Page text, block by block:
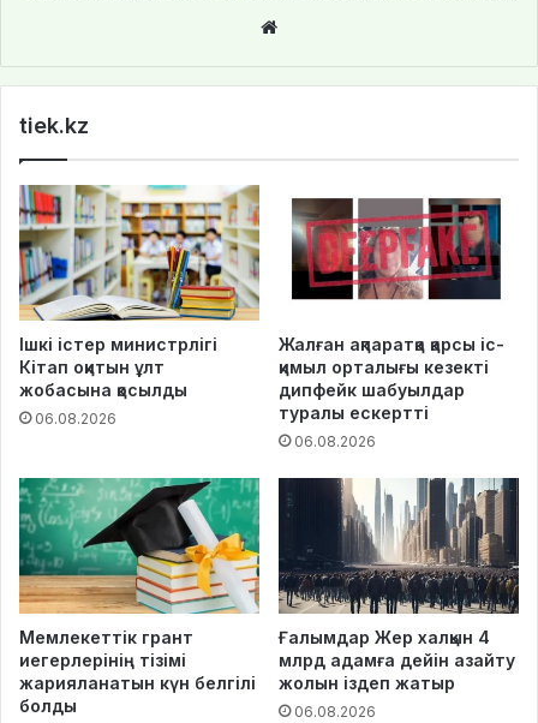
te
tiek.kz
Ішкі істер министрлігі
Кітап оқитын ұлт
жобасына қосылды
06.08.2026
Жалған ақпаратқа қарсы іс-
қимыл орталығы кезекті
дипфейк шабуылдар
туралы ескертті
06.08.2026
Мемлекеттік грант
иегерлерінің тізімі
жарияланатын күн белгілі
болды
Ғалымдар Жер халқын 4
млрд адамға дейін азайту
жолын іздеп жатыр
06.08.2026